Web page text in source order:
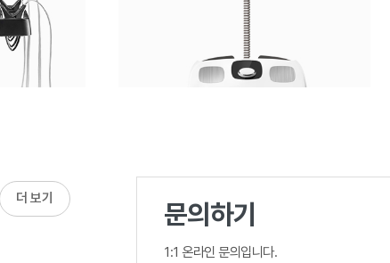
더 보기 문의하기
1:1 온라인 문의입니다.